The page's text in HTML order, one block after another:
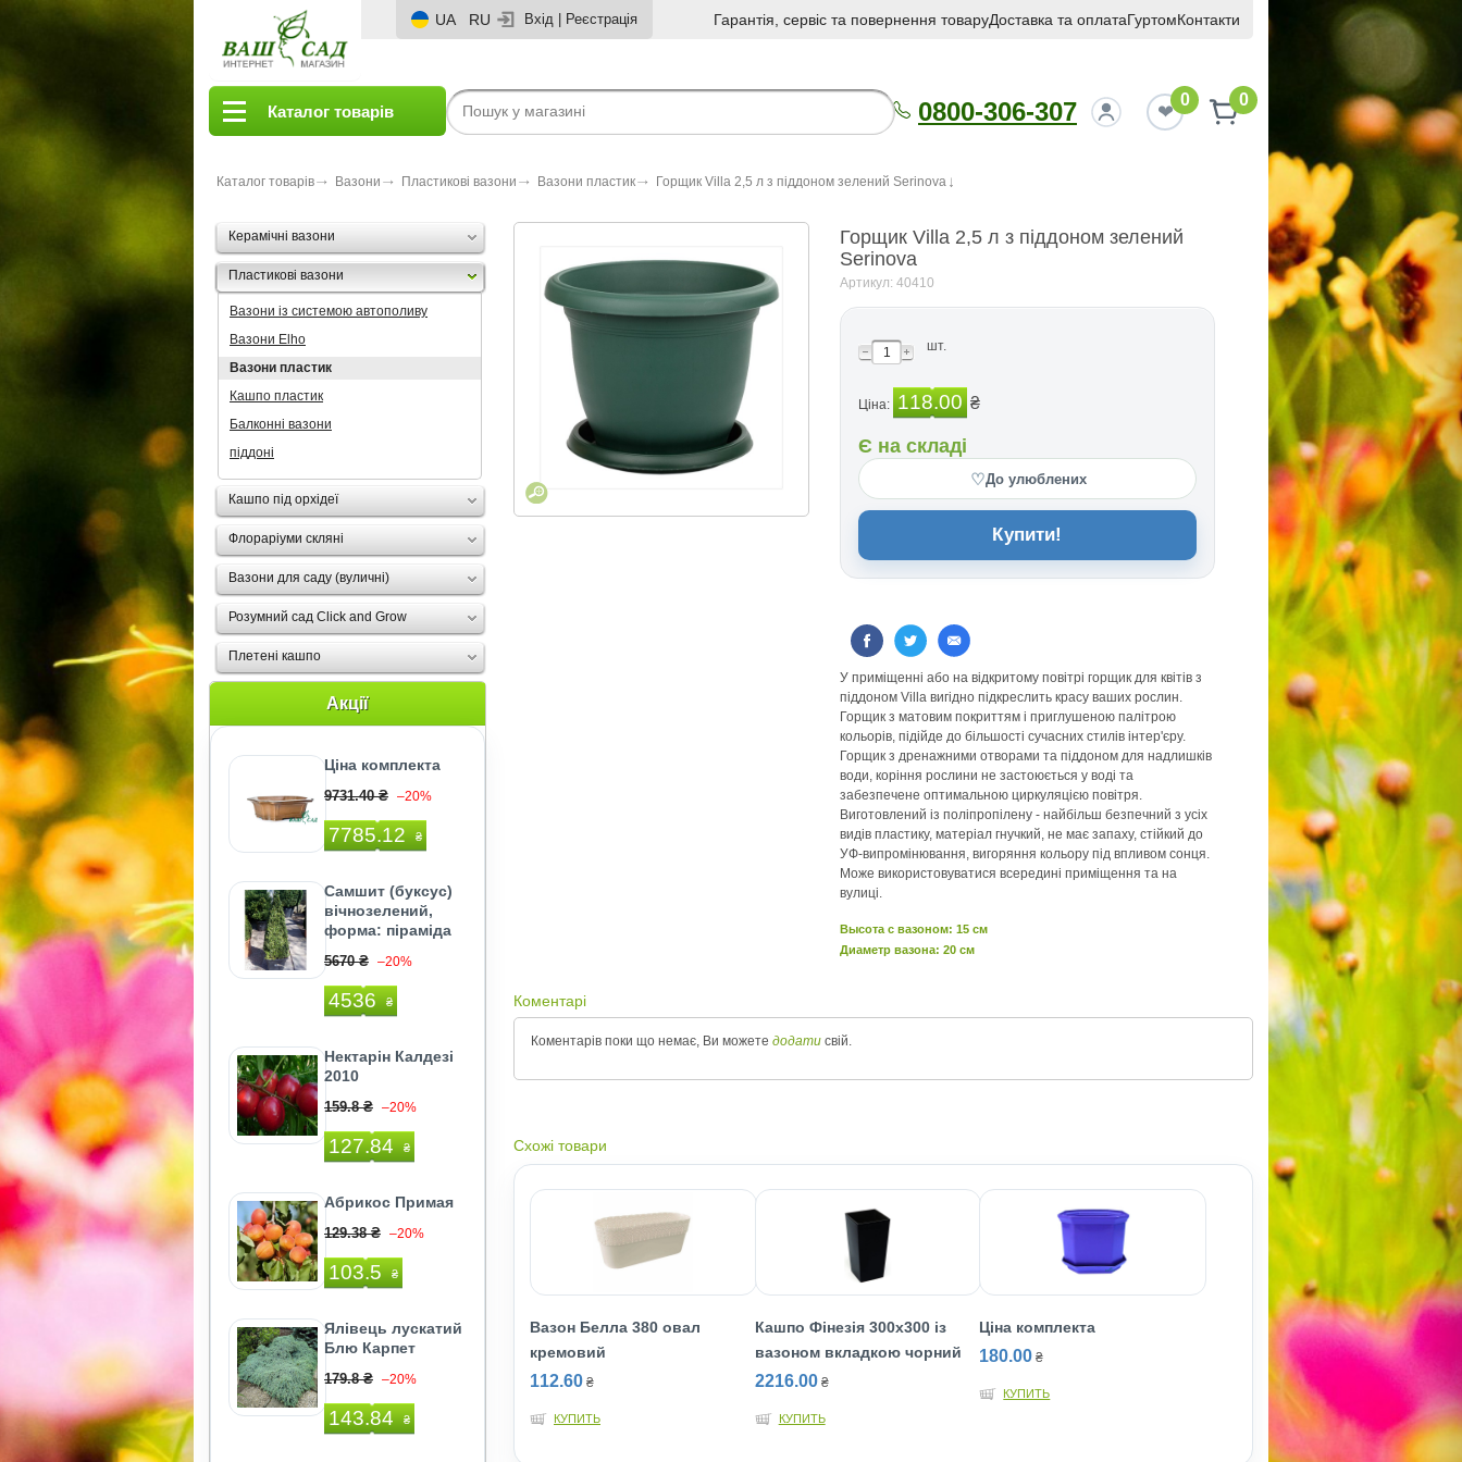
UA RU Вхід Реєстрація Гарантія, сервіс та повернення товаруДоставка та оплатаГуртомКонтакти
Каталог товарів 0800-306-307 0 0
Каталог товарів Вазони Пластикові вазони Вазони пластик Горщик Villa 2,5 л з піддоном зелений Serinova
Керамічні вазони
Пластикові вазони
Вазони із системою автополиву
Вазони Elho
Вазони пластик
Кашпо пластик
Балконні вазони
піддоні
Кашпо під орхідеї
Флораріуми скляні
Вазони для саду (вуличні)
Розумний сад Click and Grow
Плетені кашпо
Акції
Ціна комплекта
9731.40 ₴ –20%
7785.12 ₴
Самшит (буксус)
вічнозелений,
форма: піраміда
5670 ₴ –20%
4536 ₴
Нектарін Калдезі
2010
159.8 ₴ –20%
127.84 ₴
Абрикос Примая
129.38 ₴ –20%
103.5 ₴
Ялівець лускатий
Блю Карпет
179.8 ₴ –20%
143.84 ₴
Горщик Villa 2,5 л з піддоном зелений
Serinova
Артикул: 40410
шт.
Ціна: 118.00 ₴
Є на складі
♡До улюблених
Купити!
У приміщенні або на відкритому повітрі горщик для квітів з
піддоном Villa вигідно підкреслить красу ваших рослин.
Горщик з матовим покриттям і приглушеною палітрою
кольорів, підійде до більшості сучасних стилів інтер'єру.
Горщик з дренажними отворами та піддоном для надлишків
води, коріння рослини не застоюється у воді та
забезпечене оптимальною циркуляцією повітря.
Виготовлений із поліпропілену - найбільш безпечний з усіх
видів пластику, матеріал гнучкий, не має запаху, стійкий до
УФ-випромінювання, вигоряння кольору під впливом сонця.
Може використовуватися всередині приміщення та на
вулиці.
Высота c вазоном: 15 см
Диаметр вазона: 20 см
Коментарі
Коментарів поки що немає, Ви можете додати свій.
Схожі товари
Вазон Белла 380 овал
кремовий
112.60 ₴
КУПИТЬ
Кашпо Фінезія 300х300 із
вазоном вкладкою чорний
2216.00 ₴
КУПИТЬ
Ціна комплекта
180.00 ₴
КУПИТЬ